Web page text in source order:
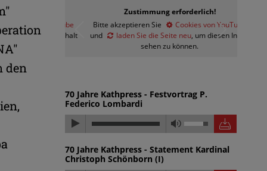
den
, um diesen Inhalt
Zustimmung erforderlich!
Bitte akzeptieren Sie
Cookies von YouTube
und
laden Sie die Seite neu , um diesen Inhalt
sehen zu können.
70 Jahre Kathpress - Festvortrag P.
Federico Lombardi
70 Jahre Kathpress - Statement Kardinal
Christoph Schönborn (I)